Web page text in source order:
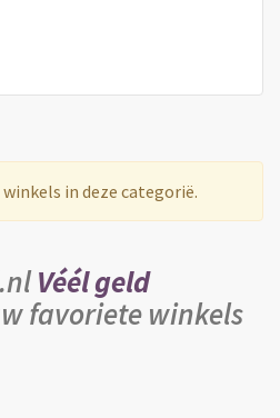
in deze categorië.
Véél geld
favoriete winkels